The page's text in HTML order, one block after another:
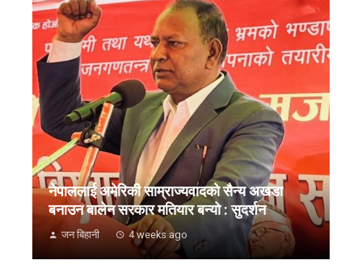
नेपाललाई अमेरिकी साम्राज्यवादको सैन्य अखडा
बनाउन बालेन सरकार मतियार बन्यो : सुदर्शन
जन बिहानी 4 weeks ago